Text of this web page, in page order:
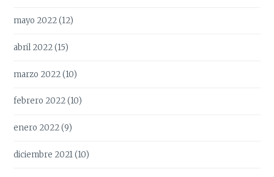
mayo 2022(12)
abril 2022(15)
marzo 2022(10)
febrero 2022(10)
enero 2022(9)
diciembre 2021(10)